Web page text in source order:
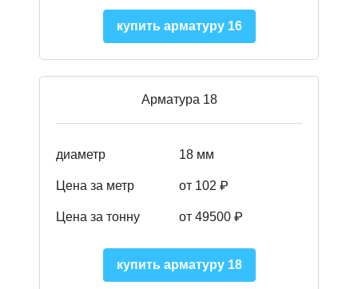
купить арматуру 16
Арматура 18
диаметр 18 мм
Цена за метр от 102 ₽
Цена за тонну от 49500 ₽
купить арматуру 18